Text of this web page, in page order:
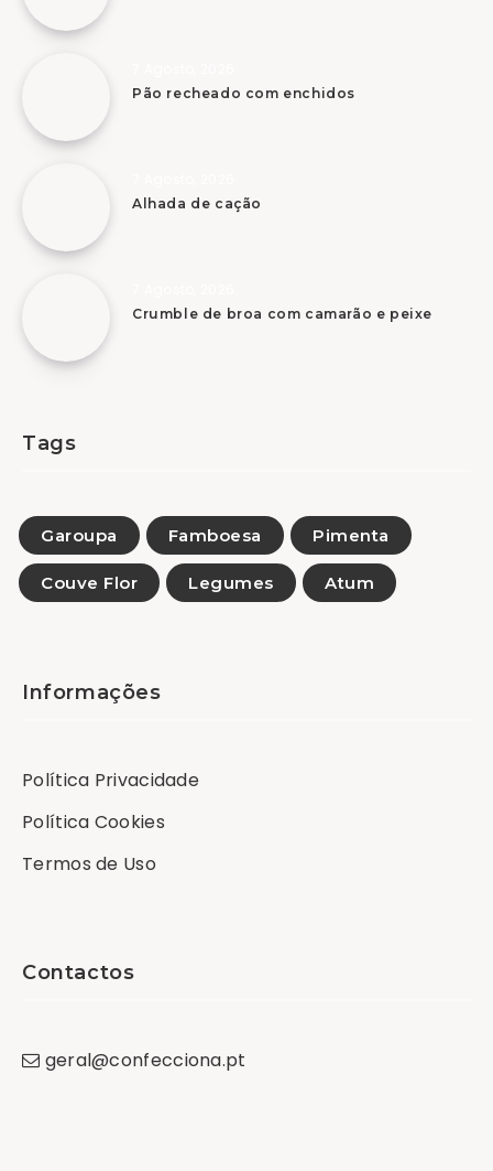
Pão recheado com enchidos
Alhada de cação
Crumble de broa com camarão e peixe
Tags
Garoupa Famboesa Pimenta
Couve Flor Legumes Atum
Informações
Política Privacidade
Política Cookies
Termos de Uso
Contactos
geral@confecciona.pt